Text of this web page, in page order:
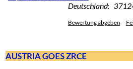
Deutschland:
Bewertung abgeben
AUSTRIA GOES ZRCE